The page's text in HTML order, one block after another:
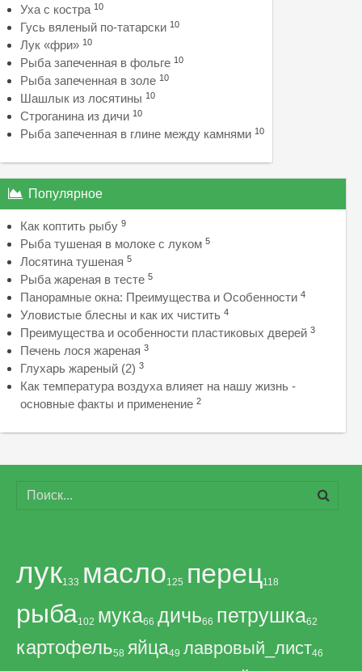
Уха с костра 10
Гусь вяленый по-татарски 10
Лук «фри» 10
Рыба запеченная в фольге 10
Рыба запеченная в золе 10
Шашлык из лосятины 10
Строганина из дичи 10
Рыба запеченная в глине между камнями 10
Популярное
Как коптить рыбу 9
Рыба тушеная в молоке с луком 5
Лосятина тушеная 5
Рыба жареная в тесте 5
Панорамные окна: Преимущества и Особенности 4
Уловистые блесны и как их чистить 4
Преимущества и особенности пластиковых дверей 3
Печень лося жареная 3
Глухарь жареный (2) 3
Как температура воздуха влияет на нашу жизнь -
основные факты и применение 2
лук133 масло125 перец118
рыба102 мука66 дичь66 петрушка62
картофель58 яйца49 лавровый_лист46